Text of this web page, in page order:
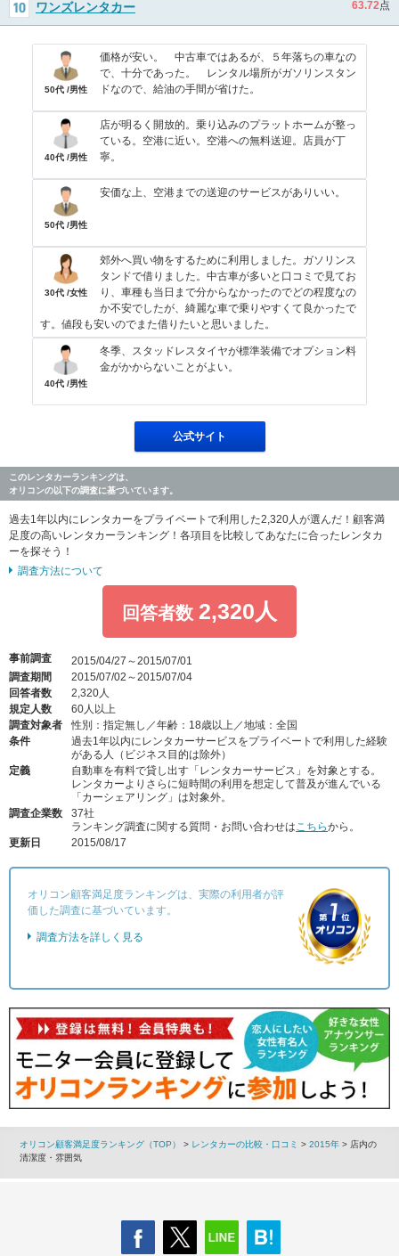
ワンズレンタカー 63.72点
50代 /男性
価格が安い。 中古車ではあるが、５年落ちの車なの
で、十分であった。 レンタル場所がガソリンスタン
ドなので、給油の手間が省けた。
40代 /男性
店が明るく開放的。乗り込みのプラットホームが整っ
ている。空港に近い。空港への無料送迎。店員が丁
寧。
50代 /男性
安価な上、空港までの送迎のサービスがありいい。
30代 /女性
郊外へ買い物をするために利用しました。ガソリンス
タンドで借りました。中古車が多いと口コミで見てお
り、車種も当日まで分からなかったのでどの程度なの
か不安でしたが、綺麗な車で乗りやすくて良かったで
す。値段も安いのでまた借りたいと思いました。
40代 /男性
冬季、スタッドレスタイヤが標準装備でオプション料
金がかからないことがよい。
公式サイト
このレンタカーランキングは、
オリコンの以下の調査に基づいています。
過去1年以内にレンタカーをプライベートで利用した2,320人が選んだ！顧客満
足度の高いレンタカーランキング！各項目を比較してあなたに合ったレンタカ
ーを探そう！
調査方法について
回答者数 2,320人
事前調査
2015/04/27～2015/07/01
調査期間
2015/07/02～2015/07/04
回答者数
2,320人
規定人数
60人以上
調査対象者
性別：指定無し／年齢：18歳以上／地域：全国
条件
過去1年以内にレンタカーサービスをプライベートで利用した経験
がある人（ビジネス目的は除外）
定義
自動車を有料で貸し出す「レンタカーサービス」を対象とする。
レンタカーよりさらに短時間の利用を想定して普及が進んでいる
「カーシェアリング」は対象外。
調査企業数
37社
ランキング調査に関する質問・お問い合わせはこちらから。
更新日
2015/08/17
オリコン顧客満足度ランキングは、実際の利用者が評
価した調査に基づいています。
調査方法を詳しく見る
オリコン顧客満足度ランキング（TOP） > レンタカーの比較・口コミ > 2015年 > 店内の
清潔度・雰囲気